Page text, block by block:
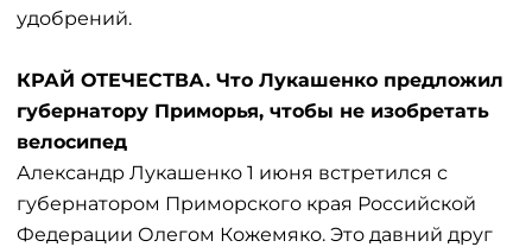
удобрений.
КРАЙ ОТЕЧЕСТВА. Что Лукашенко предложил
губернатору Приморья, чтобы не изобретать
велосипед
Александр Лукашенко 1 июня встретился с
губернатором Приморского края Российской
Федерации Олегом Кожемяко. Это давний друг